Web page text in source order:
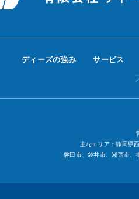
ディーズの強み サービス
主なエリア：静岡県
磐田市、袋井市、湖西市、